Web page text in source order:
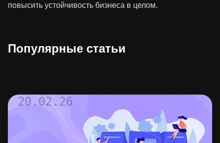
повысить устойчивость бизнеса в целом.
Популярные статьи
20.02.26